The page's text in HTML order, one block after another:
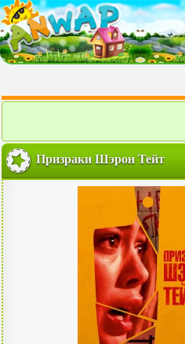
Призраки Шэрон Тейт